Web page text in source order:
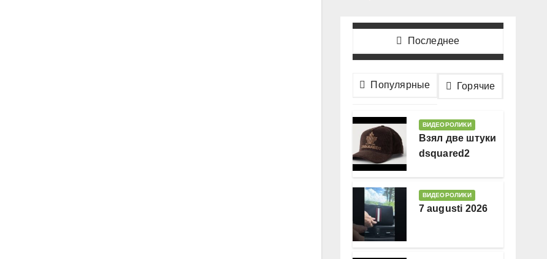
Последнее
Популярные Горячие
ВИДЕОРОЛИКИ
Взял две штуки
dsquared2
ВИДЕОРОЛИКИ
7 augusti 2026